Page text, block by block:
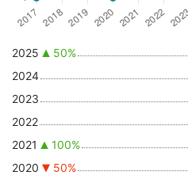
2025 50%
2024
2023
2022
2021
100%
2020
50%